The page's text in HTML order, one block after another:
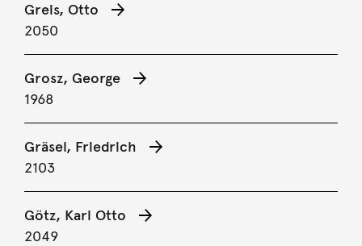
Greis, Otto
2050
Grosz, George
1968
Gräsel, Friedrich
2103
Götz, Karl Otto
2049